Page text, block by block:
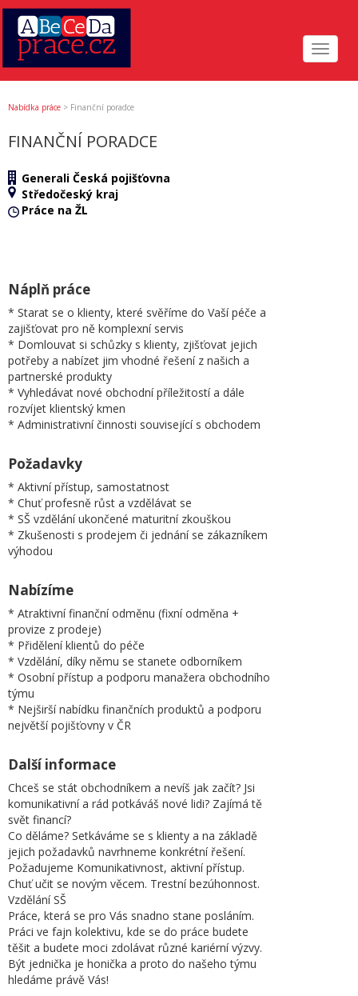
Toggle
Nabídka práce > Finanční poradce
FINANČNÍ PORADCE
Generali Česká pojišťovna
Středočeský kraj
Práce na ŽL
Náplň práce
* Starat se o klienty, které svěříme do Vaší péče a
zajišťovat pro ně komplexní servis
* Domlouvat si schůzky s klienty, zjišťovat jejich
potřeby a nabízet jim vhodné řešení z našich a
partnerské produkty
* Vyhledávat nové obchodní příležitostí a dále
rozvíjet klientský kmen
* Administrativní činnosti související s obchodem
Požadavky
* Aktivní přístup, samostatnost
* Chuť profesně růst a vzdělávat se
* SŠ vzdělání ukončené maturitní zkouškou
* Zkušenosti s prodejem či jednání se zákazníkem
výhodou
Nabízíme
* Atraktivní finanční odměnu (fixní odměna +
provize z prodeje)
* Přidělení klientů do péče
* Vzdělání, díky němu se stanete odborníkem
* Osobní přístup a podporu manažera obchodního
týmu
* Nejširší nabídku finančních produktů a podporu
největší pojišťovny v ČR
Další informace
Chceš se stát obchodníkem a nevíš jak začít? Jsi
komunikativní a rád potkáváš nové lidi? Zajímá tě
svět financí?
Co děláme? Setkáváme se s klienty a na základě
jejich požadavků navrhneme konkrétní řešení.
Požadujeme Komunikativnost, aktivní přístup.
Chuť učit se novým věcem. Trestní bezúhonnost.
Vzdělání SŠ
Práce, která se pro Vás snadno stane posláním.
Práci ve fajn kolektivu, kde se do práce budete
těšit a budete moci zdolávat různé kariérní výzvy.
Být jednička je honička a proto do našeho týmu
hledáme právě Vás!